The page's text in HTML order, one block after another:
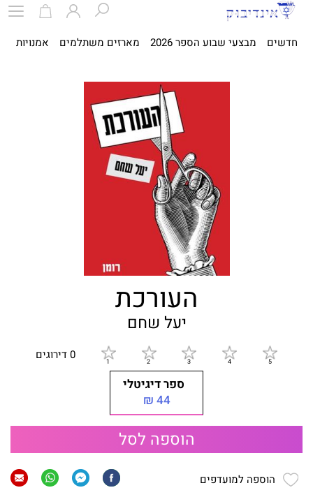
חדשים מבצעי שבוע הספר 2026 מארזים משתלמים אמנויות
העורכת
יעל שחם
0 דירוגים
ספר דיגיטלי
44 ₪
הוספה לסל
הוספה למועדפים